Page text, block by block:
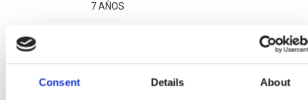
Consent Details About
7 AÑOS